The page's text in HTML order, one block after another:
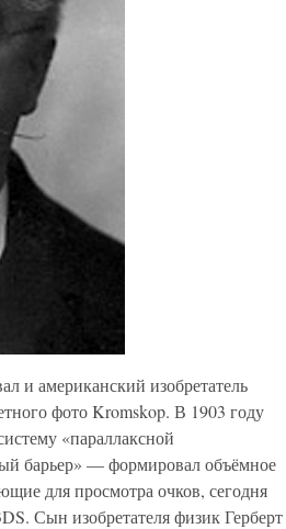
и американский изобретатель
фото Kromskop. В 1903 году
«параллаксной
барьер» — формировал объёмное
для просмотра очков, сегодня
Сын изобретателя физик Герберт